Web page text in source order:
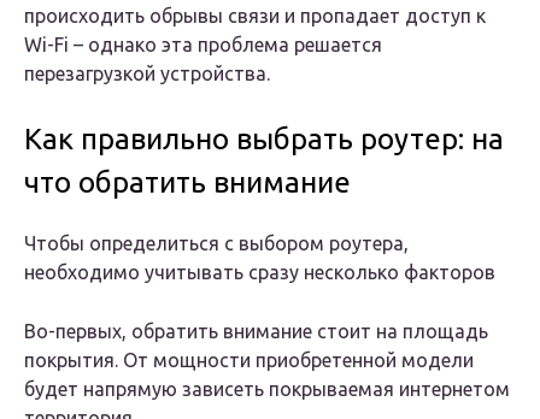
происходить обрывы связи и пропадает доступ к
Wi-Fi – однако эта проблема решается
перезагрузкой устройства.
Как правильно выбрать роутер: на
что обратить внимание
Чтобы определиться с выбором роутера,
необходимо учитывать сразу несколько факторов
Во-первых, обратить внимание стоит на площадь
покрытия. От мощности приобретенной модели
будет напрямую зависеть покрываемая интернетом